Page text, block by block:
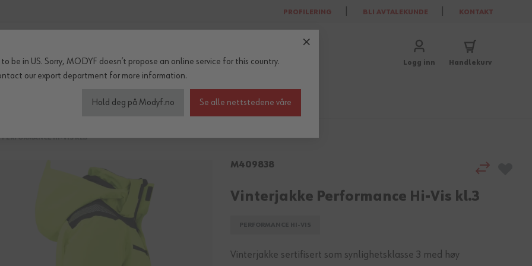
PROFILERING BLI AVTALEKUNDE KONTAKT
Logg inn Handlekurv
HI-VIS KL.3
M409838
Vinterjakke Performance Hi-Vis kl.3
Vinterjakke sertifisert som synlighetsklasse 3 med høy
to be in US. Sorry, MODYF doesn’t propose an online service for this country.
our export department for more information.
Hold deg på Modyf.no Se alle nettstedene våre